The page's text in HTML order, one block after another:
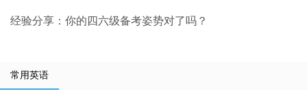
经验分享：你的四六级备考姿势对了吗？
常用英语